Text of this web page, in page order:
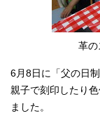
革の
6月8日に「父の日
親子で刻印したり
ました。